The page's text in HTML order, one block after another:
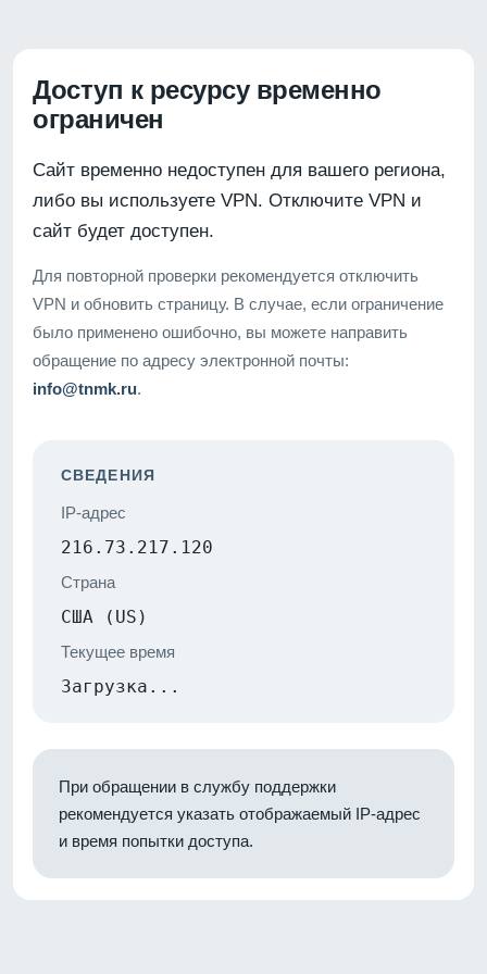
Доступ к ресурсу временно
ограничен
Сайт временно недоступен для вашего региона,
либо вы используете VPN. Отключите VPN и
сайт будет доступен.
Для повторной проверки рекомендуется отключить
VPN и обновить страницу. В случае, если ограничение
было применено ошибочно, вы можете направить
обращение по адресу электронной почты:
info@tnmk.ru.
СВЕДЕНИЯ
IP-адрес
216.73.217.120
Страна
США (US)
Текущее время
Загрузка...
При обращении в службу поддержки
рекомендуется указать отображаемый IP-адрес
и время попытки доступа.